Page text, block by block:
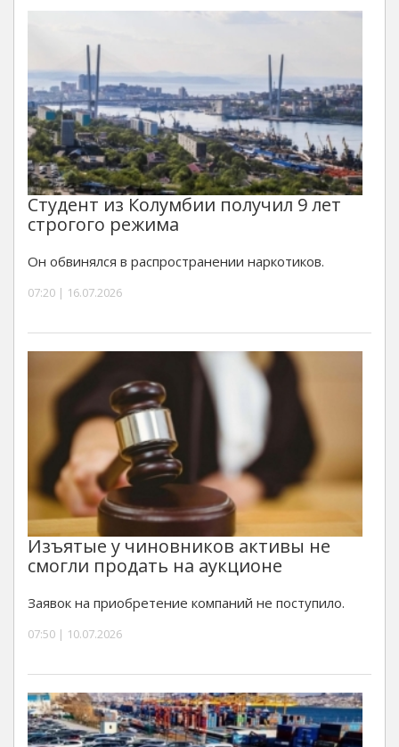
Студент из Колумбии получил 9 лет
строгого режима
Он обвинялся в распространении наркотиков.
07:20 | 16.07.2026
Изъятые у чиновников активы не
смогли продать на аукционе
Заявок на приобретение компаний не поступило.
07:50 | 10.07.2026